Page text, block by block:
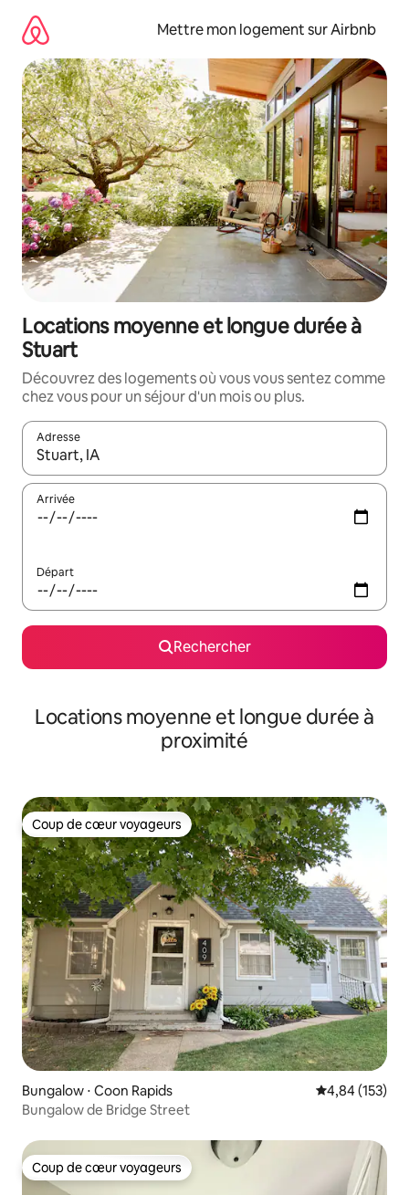
directement
contenu
Mettre mon logement sur Airbnb
Locations moyenne et longue durée à
Stuart
Découvrez des logements où vous vous sentez comme
chez vous pour un séjour d'un mois ou plus.
Adresse
Lorsque les résultats s'affichent, utilisez les flèches vers le
Arrivée
Départ
Rechercher
Locations moyenne et longue durée à
proximité
Coup de cœur voyageurs
Coup de cœur voyageurs
Bungalow ⋅ Coon Rapids Évaluation
4,84 (153)
Bungalow de Bridge Street
Coup de cœur voyageurs
Coup de cœur voyageurs